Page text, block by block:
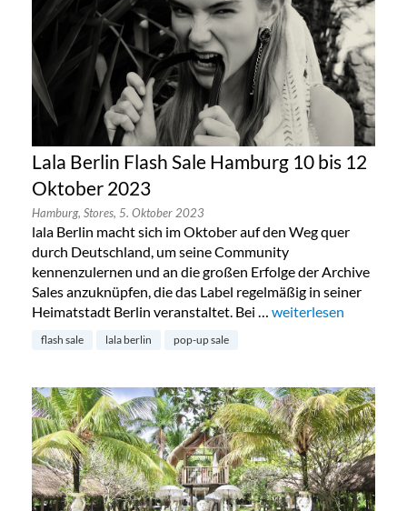
Lala Berlin Flash Sale Hamburg 10 bis 12
Oktober 2023
Hamburg, Stores, 5. Oktober 2023
lala Berlin macht sich im Oktober auf den Weg quer
durch Deutschland, um seine Community
kennenzulernen und an die großen Erfolge der Archive
Sales anzuknüpfen, die das Label regelmäßig in seiner
Heimatstadt Berlin veranstaltet. Bei … „Lala Berlin Flash
weiterlesen
flash sale lala berlin pop-up sale